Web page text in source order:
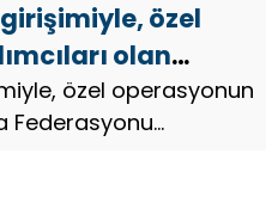
girişimiyle, özel
olan
Kahramanlarına
pulu daha
özel operasyonun
Federasyonu